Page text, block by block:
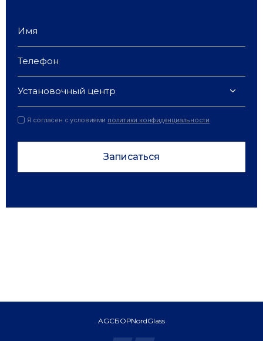
Установочный центр
Я согласен с условиями политики конфиденциальности
Записаться
AGCБОРNordGlass